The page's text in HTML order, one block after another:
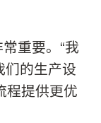
重要。“我
的生产设
程提供更优